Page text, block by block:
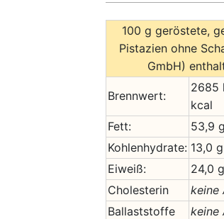
100 g geröstete,
Pistazien ohne
GmbH)
Brennwert:
2685
kcal
Fett:
53,9 g
Kohlenhydrate: 13,0 g
Eiweiß:
24,0 g
Cholesterin
keine
Ballaststoffe
keine